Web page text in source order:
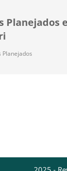
Planejados
Planejados